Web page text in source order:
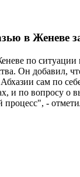
в Женеве
по
Он добавил,
сам по
и по вопросу
-